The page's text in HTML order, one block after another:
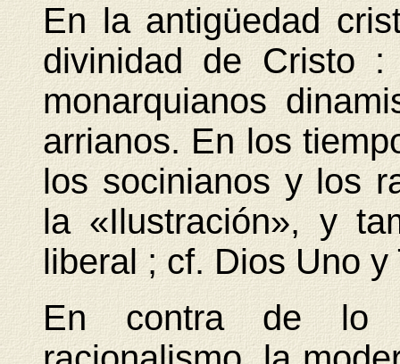
En la antigüedad
divinidad de Cristo
monarquianos
arrianos. En los
los socinianos y los
la «Ilustración», y
liberal ; cf. Dios Uno y
En contra de lo